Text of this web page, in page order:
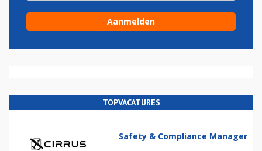
TOPVACATURES
Safety & Compliance Manager